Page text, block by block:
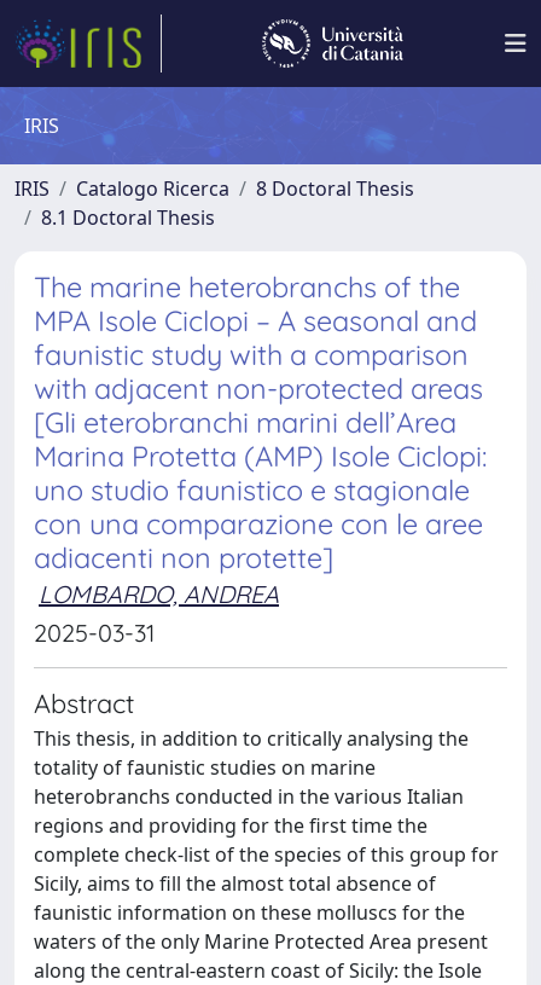
IRIS
IRIS Catalogo Ricerca
8 Doctoral Thesis
8.1 Doctoral Thesis
The marine heterobranchs of the
MPA Isole Ciclopi – A seasonal and
faunistic study with a comparison
with adjacent non-protected areas
[Gli eterobranchi marini dell’Area
Marina Protetta (AMP) Isole Ciclopi:
uno studio faunistico e stagionale
con una comparazione con le aree
adiacenti non protette]
LOMBARDO, ANDREA
2025-03-31
Abstract
This thesis, in addition to critically analysing the
totality of faunistic studies on marine
heterobranchs conducted in the various Italian
regions and providing for the first time the
complete check-list of the species of this group for
Sicily, aims to fill the almost total absence of
faunistic information on these molluscs for the
waters of the only Marine Protected Area present
along the central-eastern coast of Sicily: the Isole